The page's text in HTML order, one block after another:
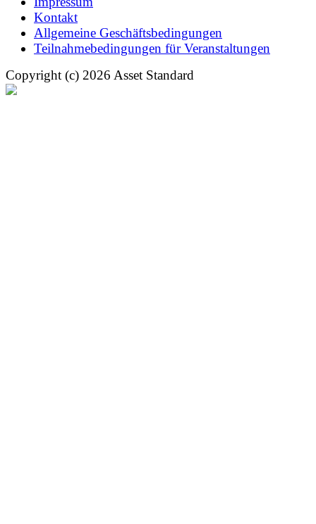
Kontakt
Allgemeine Geschäftsbedingungen
Teilnahmebedingungen für Veranstaltungen
Copyright (c) 2026 Asset Standard